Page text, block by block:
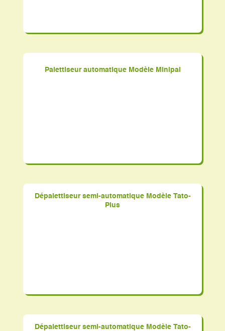
Palettiseur automatique Modèle Minipal
Dépalettiseur semi-automatique Modèle Tato-
Plus
Dépalettiseur semi-automatique Modèle Tato-